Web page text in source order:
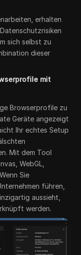
erhalten
sich selbst zu
dieser
mit
Browserprofile zu
Geräte angezeigt
Ihr echtes Setup
Mit dem Tool
WebGL,
Sie
führen,
aussieht,
werden.